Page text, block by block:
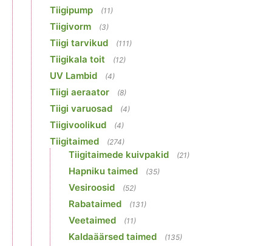
Tiigipump (11)
Tiigivorm (3)
Tiigi tarvikud (111)
Tiigikala toit (12)
UV Lambid (4)
Tiigi aeraator (8)
Tiigi varuosad (4)
Tiigivoolikud (4)
Tiigitaimed (274)
Tiigitaimede kuivpakid (21)
Hapniku taimed (35)
Vesiroosid (52)
Rabataimed (131)
Veetaimed (11)
Kaldaäärsed taimed (135)